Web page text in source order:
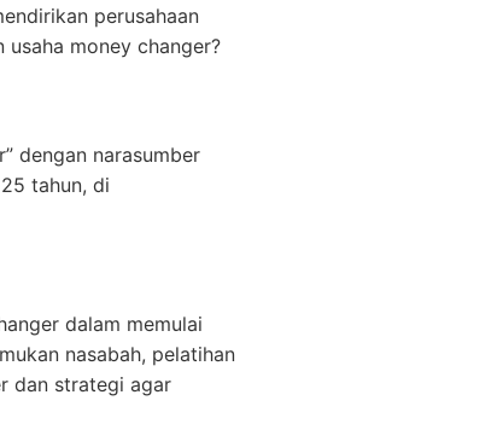
perusahaan
money changer?
dengan narasumber
tahun, di
dalam memulai
nasabah, pelatihan
dan strategi agar